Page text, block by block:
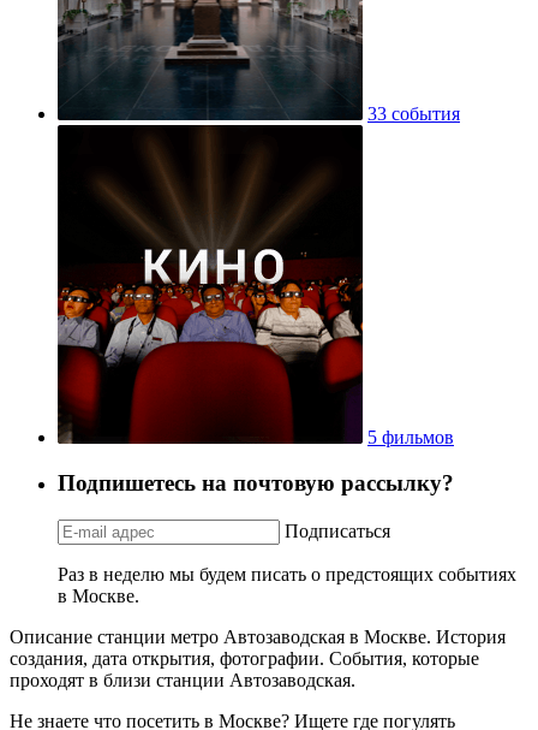
33 события
5 фильмов
Подпишетесь на почтовую рассылку?
Подписаться
Раз в неделю мы будем писать о предстоящих событиях
в Москве.
Описание станции метро Автозаводская в Москве. История
создания, дата открытия, фотографии. События, которые
проходят в близи станции Автозаводская.
Не знаете что посетить в Москве? Ищете где погулять